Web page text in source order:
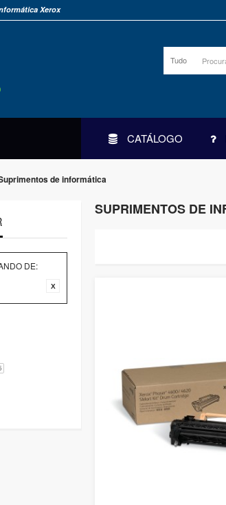
Xerox
Tudo
CATÁLOGO
de informática
SUPRIMENTOS DE
DE: